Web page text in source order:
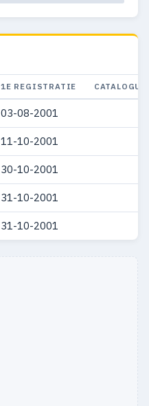
1E REGISTRATIE
03-08-2001
11-10-2001
30-10-2001
31-10-2001
31-10-2001